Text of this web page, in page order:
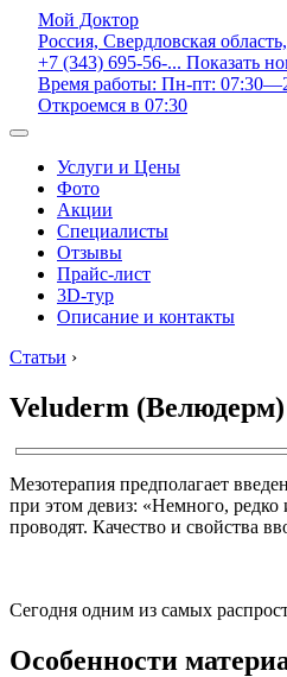
Мой Доктор
Россия, Свердловская
+7 (343) 695-56-... Показать
Время работы: Пн-пт:
Откроемся в 07:30
Услуги и Цены
Фото
Акции
Специалисты
Отзывы
Прайс-лист
3D-тур
Описание и контакты
Статьи ›
Veluderm
Мезотерапия предполагает
при этом девиз: «Немного, редко
проводят. Качество и свойства
Сегодня одним из самых
Особенности